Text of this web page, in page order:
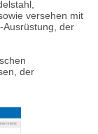
versehen mit
Ausrüstung, der
der